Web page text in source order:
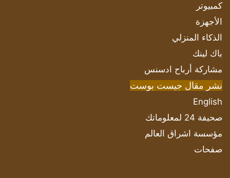
كمبيوتر
الأجهزة
الذكاء المنزلي
باك لينك
مشاركة أرباح ادسنس
نشر مقال جيست بوست
English
صحيفة 24 لمعلوماتك
مؤسسة اشراق العالم
صفحات